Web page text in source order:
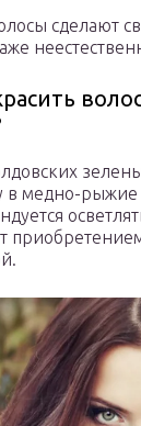
сделают
в медно-